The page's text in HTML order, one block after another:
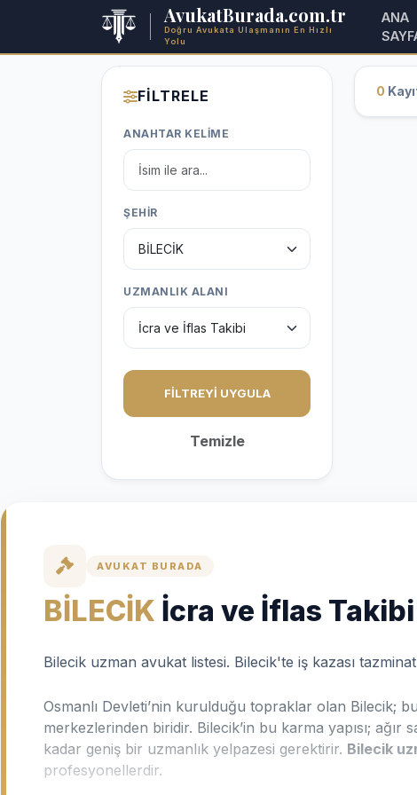
AvukatBurada.com.tr
Doğru Avukata Ulaşmanın En Hızlı
Yolu
ANA
FİLTRELE
ANAHTAR KELİME
ŞEHİR
UZMANLIK ALANI
FİLTREYİ UYGULA
Temizle
0
AVUKAT BURADA
BİLECİK İcra ve İflas
Bilecik uzman avukat listesi. Bilecik'te iş kazası
Osmanlı Devleti’nin kurulduğu topraklar olan Bilecik;
merkezlerinden biridir. Bilecik’in bu karma yapısı;
kadar geniş bir uzmanlık yelpazesi gerektirir. Bilecik
profesyonellerdir.